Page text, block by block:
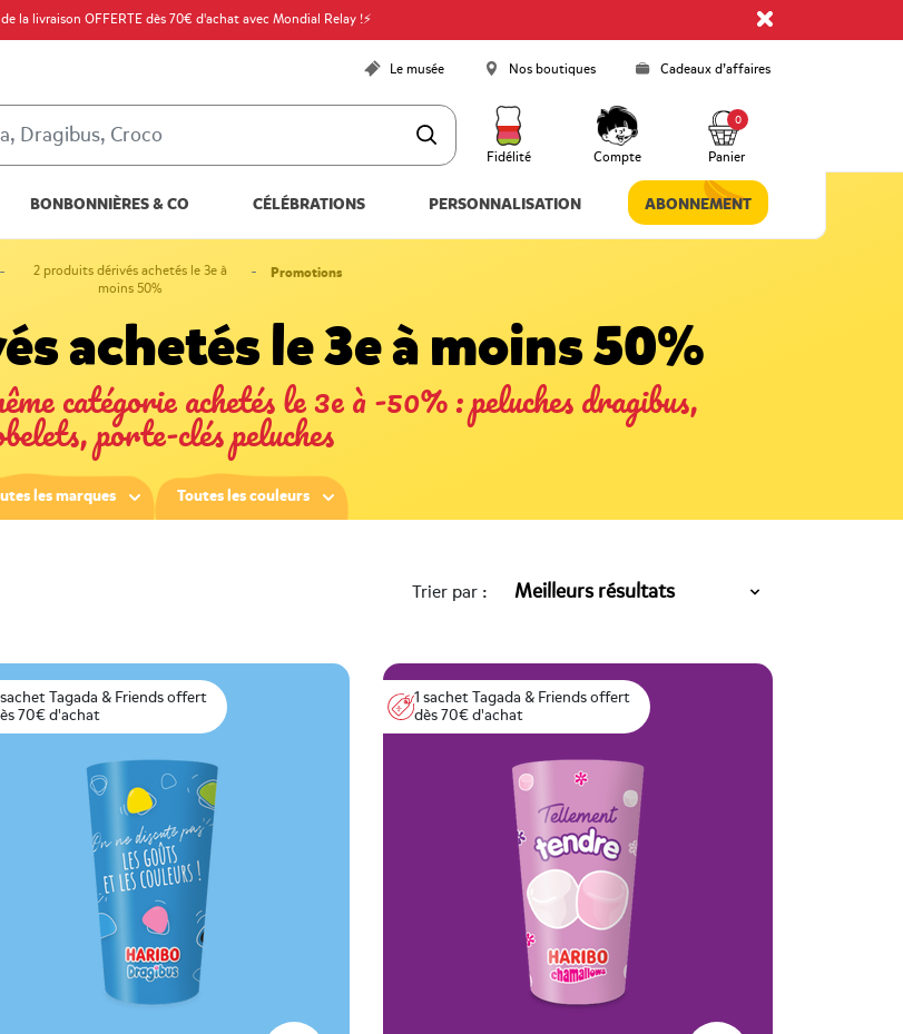
la livraison OFFERTE dès 70€ d'achat avec Mondial Relay !⚡
Le musée Nos boutiques Cadeaux d’affaires
Fidélité Compte Panier
0
BONBONNIÈRES & CO CÉLÉBRATIONS PERSONNALISATION ABONNEMENT
2 produits dérivés achetés le 3e à
moins 50%
Promotions
achetés le 3e à moins 50%
catégorie achetés le 3e à -50% : peluches dragibus,
porte-clés peluches
les marques Toutes les couleurs
Trier par :
sachet Tagada & Friends offert
70€ d'achat
1 sachet Tagada & Friends offert
dès 70€ d'achat